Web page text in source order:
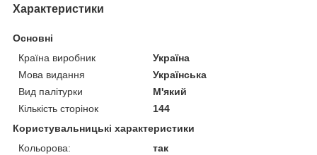
Характеристики
Основні
Країна виробник
Україна
Мова видання
Українська
Вид палітурки
М'який
Кількість сторінок
144
Користувальницькі характеристики
Кольорова:
так